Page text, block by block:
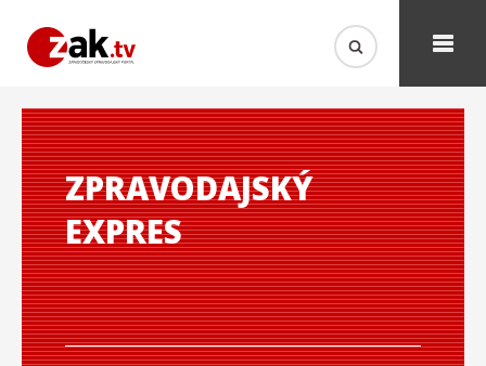
ZPRAVODAJSKÝ
EXPRES